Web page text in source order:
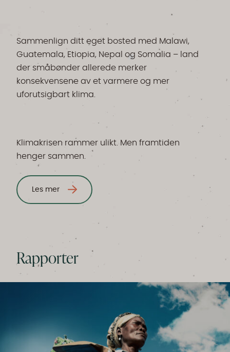
Sammenlign ditt eget bosted med Malawi,
Guatemala, Etiopia, Nepal og Somalia – land
der småbønder allerede merker
konsekvensene av et varmere og mer
uforutsigbart klima.
Klimakrisen rammer ulikt. Men framtiden
henger sammen.
Les mer
Rapporter